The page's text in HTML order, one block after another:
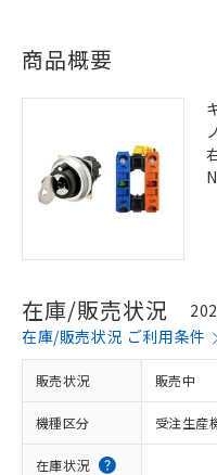
商品概要
在庫/販売状況
在庫/販売状況 ご利用条件
販売状況 販売中
機種区分 受注生産
在庫状況